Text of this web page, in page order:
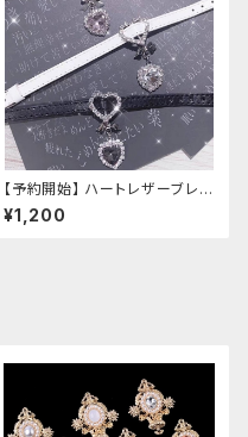
【予約開始】 ハートレザーブレス
レット
¥1,200